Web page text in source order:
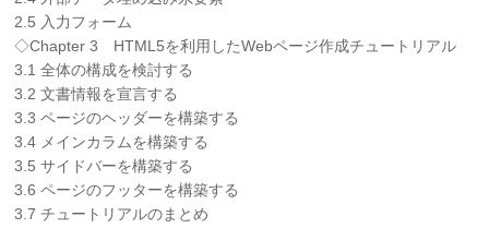
2.5 入力フォーム
◇Chapter 3 HTML5を利用したWebページ作成チュートリアル
3.1 全体の構成を検討する
3.2 文書情報を宣言する
3.3 ページのヘッダーを構築する
3.4 メインカラムを構築する
3.5 サイドバーを構築する
3.6 ページのフッターを構築する
3.7 チュートリアルのまとめ